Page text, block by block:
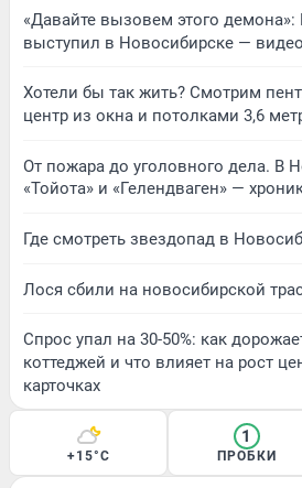
«Давайте вызовем этого
выступил в Новосибирске — видео
Хотели бы так жить? Смотрим
центр из окна и потолками 3,6
От пожара до уголовного дела. В
«Тойота» и «Гелендваген» —
Где смотреть звездопад в
Лося сбили на новосибирской
Спрос упал на 30-50%: как
коттеджей и что влияет на рост
карточках
+15°C
1
ПРОБКИ